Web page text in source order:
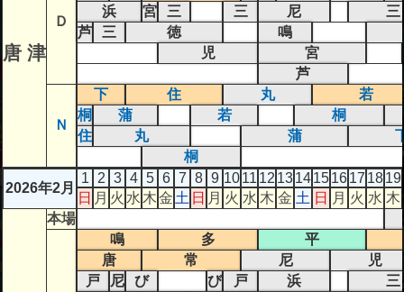
唐 津
Ｄ
浜
宮 三 三 尼
三
芦
三 徳
鳴
児
宮
芦
Ｎ
下 住 丸
若
桐
蒲 若
桐
住
丸 蒲
桐
2026年2月
1 2 3 4 5 6 7 8 9 1011 12 1314151617 1819
日 月 火 水 木金 土 日 月 火 水 木 金 土 日 月 火 水 木
本場
鳴 多
平
唐
常 尼
児
戸
尼 び び 戸 浜
三